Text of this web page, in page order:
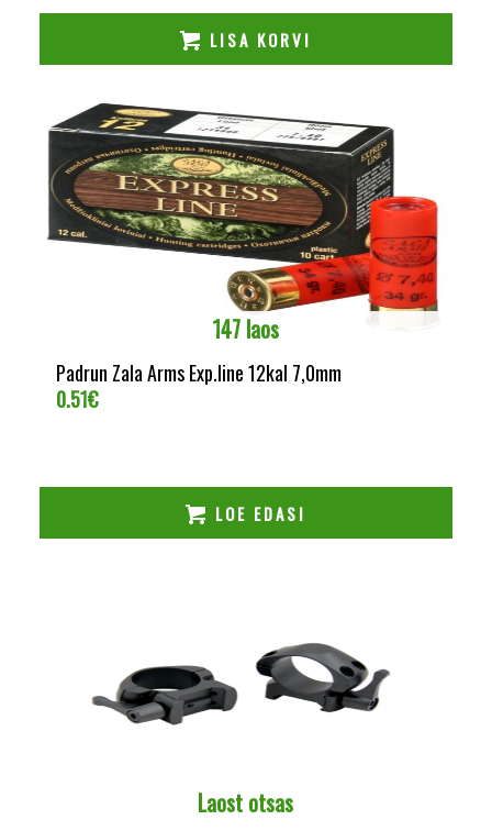
LISA KORVI
147 laos
Padrun Zala Arms Exp.line 12kal 7,0mm
0.51€
LOE EDASI
Laost otsas